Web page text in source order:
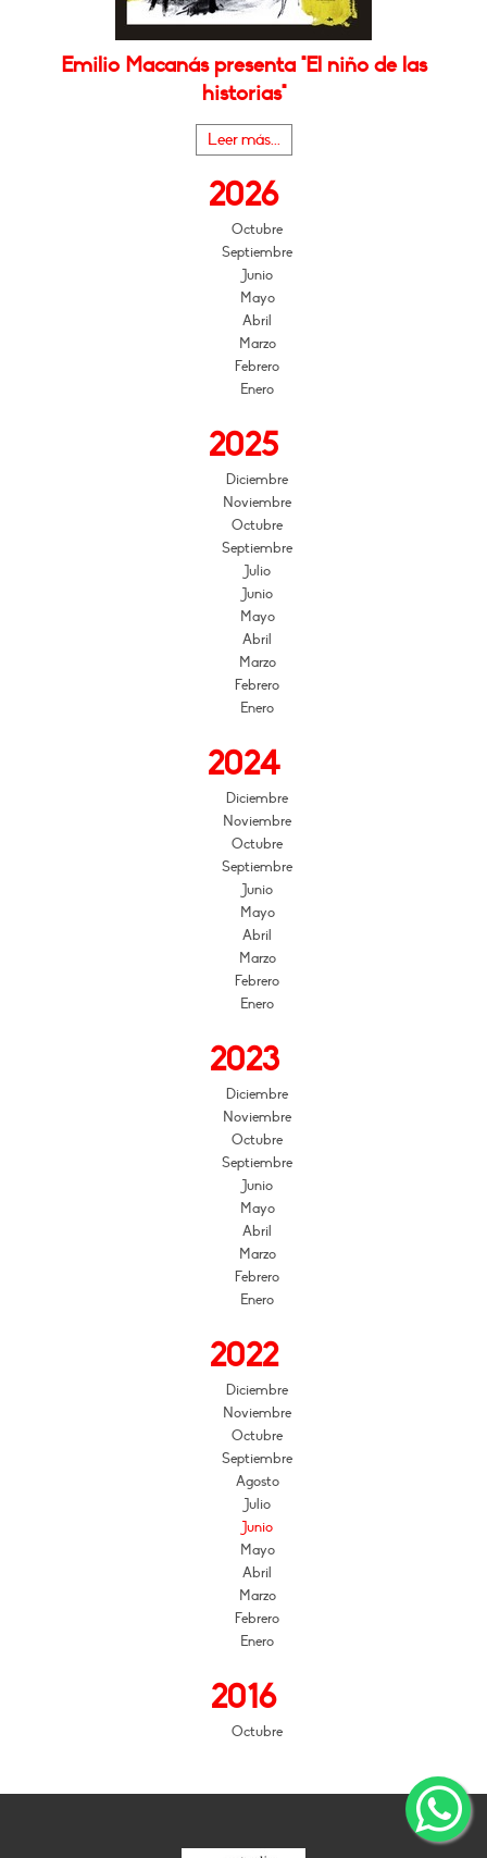
Emilio Macanás presenta "El niño de las
historias"
Leer más...
2026
Octubre
Septiembre
Junio
Mayo
Abril
Marzo
Febrero
Enero
2025
Diciembre
Noviembre
Octubre
Septiembre
Julio
Junio
Mayo
Abril
Marzo
Febrero
Enero
2024
Diciembre
Noviembre
Octubre
Septiembre
Junio
Mayo
Abril
Marzo
Febrero
Enero
2023
Diciembre
Noviembre
Octubre
Septiembre
Junio
Mayo
Abril
Marzo
Febrero
Enero
2022
Diciembre
Noviembre
Octubre
Septiembre
Agosto
Julio
Junio
Mayo
Abril
Marzo
Febrero
Enero
2016
Octubre